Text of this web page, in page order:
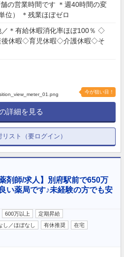
の営業時間です ＊週40時間の変
位） ＊残業ほぼゼロ
／＊有給休暇消化率ほぼ100％ ◇
後休暇◇育児休暇◇介護休暇◇そ
今が狙い目！
詳細を見る
リスト（要ログイン）
剤師/求人】別府駅前で650万
い薬局です♪未経験の方でも安
600万以上
定期昇給
し／ほぼなし 有休推奨
在宅